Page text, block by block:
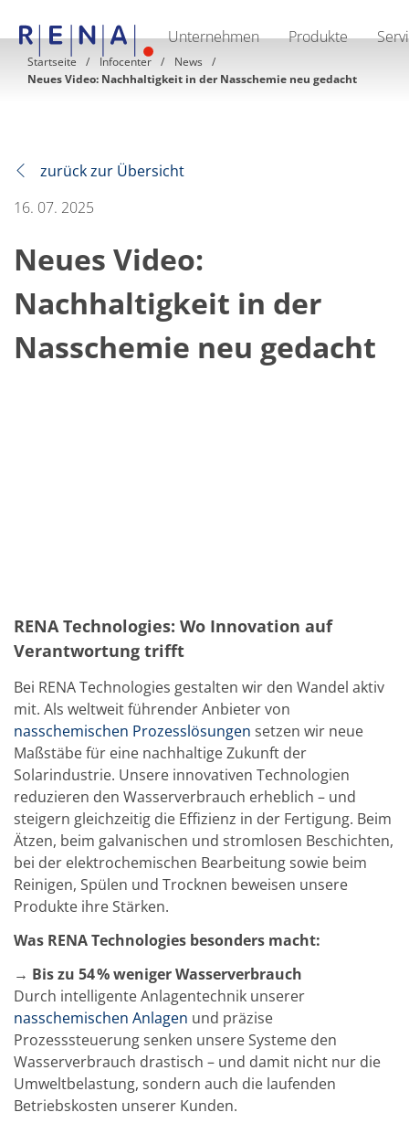
Unternehmen Produkte
EN DE CN
Unternehmen
RENA North America
RENA Shanghai
Halbleiter
Batch-Eintauchen
Batch Spray
Einzelwaferbearbeitung
Galvanik
Wafer-Trocknung
Rolle zu Rolle
Kunststoffverarbeitung
Service
Digital Services
Service Level Agreements
Ersatzteilservice
Upgrades
Training
Technologie
Technologiezentren
Prozesstechnologie
TruEtch - Metallätzung
Fluidjet - Metall-Abhebung
SiEtch – KOH-Ätzen
Ätzen
Texturierung
Galvanik
Innovationen
Battery Technology
Fortschrittliches chemisches Ätzen
Proprietäre Software
FlowLogX - Smart Connectivity Platform
Infocenter
Downloads
Presse
News
Messen
Glossar
Startseite Infocenter
News
Neues Video: Nachhaltigkeit in der Nasschemie neu gedacht
zurück zur Übersicht
16. 07. 2025
Neues Video:
Nachhaltigkeit in der
Nasschemie neu gedacht
RENA Technologies: Wo Innovation auf
Verantwortung trifft
Bei RENA Technologies gestalten wir den Wandel aktiv
mit. Als weltweit führender Anbieter von
nasschemischen Prozesslösungen setzen wir neue
Maßstäbe für eine nachhaltige Zukunft der
Solarindustrie. Unsere innovativen Technologien
reduzieren den Wasserverbrauch erheblich – und
steigern gleichzeitig die Effizienz in der Fertigung. Beim
Ätzen, beim galvanischen und stromlosen Beschichten,
bei der elektrochemischen Bearbeitung sowie beim
Reinigen, Spülen und Trocknen beweisen unsere
Produkte ihre Stärken.
Was RENA Technologies besonders macht:
→ Bis zu 54 % weniger Wasserverbrauch
Durch intelligente Anlagentechnik unserer
nasschemischen Anlagen und präzise
Prozesssteuerung senken unsere Systeme den
Wasserverbrauch drastisch – und damit nicht nur die
Umweltbelastung, sondern auch die laufenden
Betriebskosten unserer Kunden.